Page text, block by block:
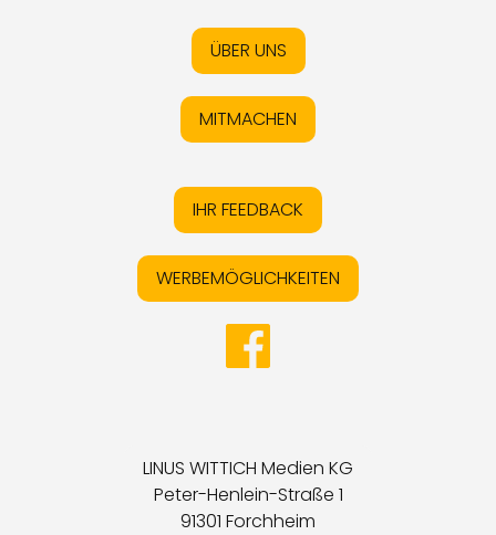
ÜBER UNS
MITMACHEN
IHR FEEDBACK
WERBEMÖGLICHKEITEN
LINUS WITTICH Medien KG
Peter-Henlein-Straße 1
91301 Forchheim